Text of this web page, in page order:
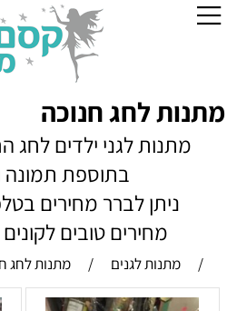
מתנות לחג חנוכה
מתנות לגני ילדים לחג
בתוספת תמונה
ניתן לברר מחירים בטלפון
מחירים טובים לקונים מעל
/ מתנות לגנים / מתנות לחג